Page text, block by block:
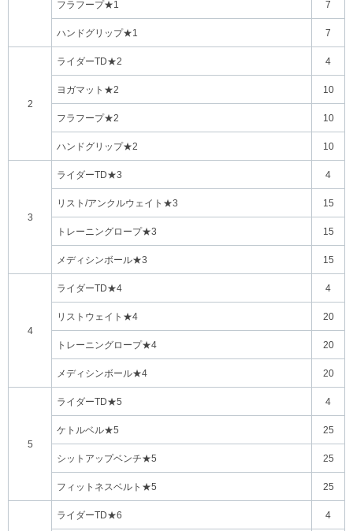
フラフープ★1 7
ハンドグリップ★1 7
2
ライダーTD★2 4
ヨガマット★2 10
フラフープ★2 10
ハンドグリップ★2 10
3
ライダーTD★3 4
リスト/アンクルウェイト★3 15
トレーニングロープ★3 15
メディシンボール★3 15
4
ライダーTD★4 4
リストウェイト★4 20
トレーニングロープ★4 20
メディシンボール★4 20
5
ライダーTD★5 4
ケトルベル★5 25
シットアップベンチ★5 25
フィットネスベルト★5 25
ライダーTD★6 4